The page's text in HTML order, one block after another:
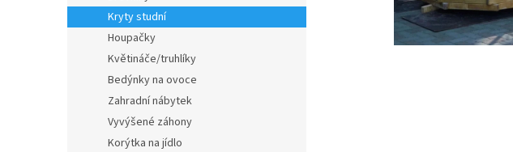
Kryty studní
Houpačky
Květináče/truhlíky
Bedýnky na ovoce
Zahradní nábytek
Vyvýšené záhony
Korýtka na jídlo